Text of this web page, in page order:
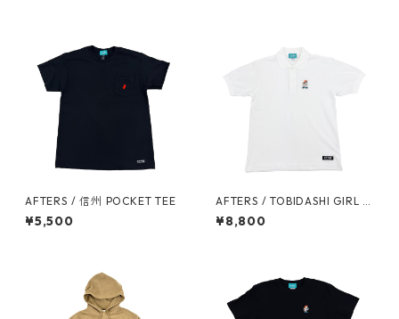
AFTERS / 信州 POCKET TEE
¥5,500
AFTERS / TOBIDASHI GIRL P
OLO
¥8,800